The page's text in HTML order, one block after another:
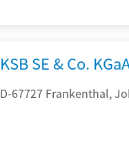
KSB SE & Co.
D-67727 Frankenthal,